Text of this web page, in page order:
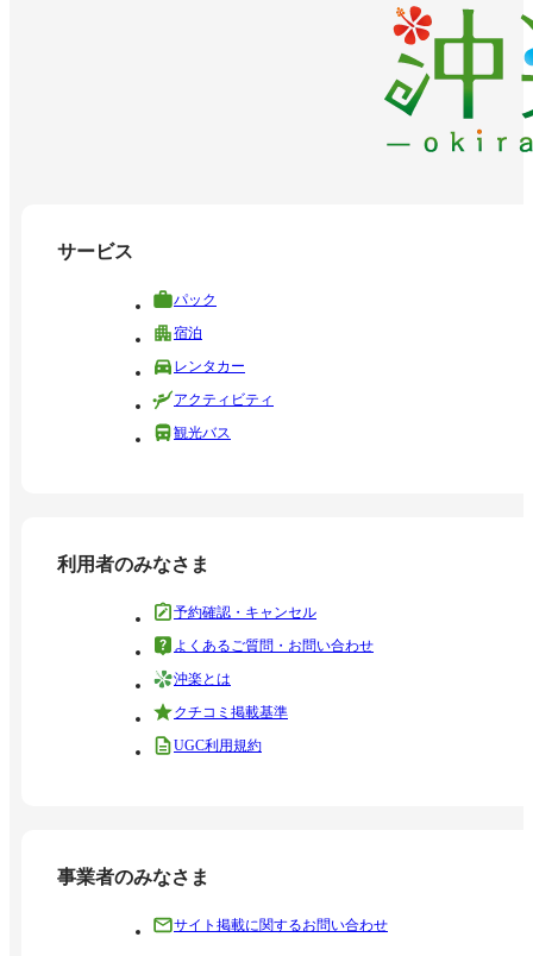
サービス
パック
宿泊
レンタカー
アクティビティ
観光バス
利用者のみなさま
予約確認・キャンセル
よくあるご質問・お問い合わせ
沖楽とは
クチコミ掲載基準
UGC利用規約
事業者のみなさま
サイト掲載に関するお問い合わせ